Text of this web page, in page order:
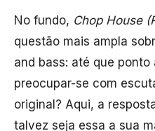
No fundo, Chop House
questão mais ampla
and bass: até que
preocupar-se com
original? Aqui, a
talvez seja essa a sua